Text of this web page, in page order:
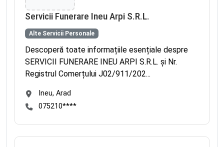
Servicii Funerare Ineu Arpi S.R.L.
Alte Servicii Personale
Descoperă toate informațiile esențiale despre
SERVICII FUNERARE INEU ARPI S.R.L. și Nr.
Registrul Comerțului J02/911/202...
Ineu, Arad
075210****